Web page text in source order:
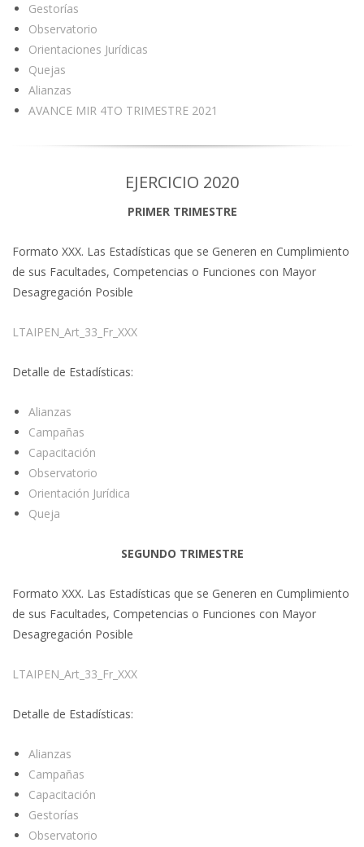
Gestorías
Observatorio
Orientaciones Jurídicas
Quejas
Alianzas
AVANCE MIR 4TO TRIMESTRE 2021
EJERCICIO 2020
PRIMER TRIMESTRE
Formato XXX. Las Estadísticas que se Generen en Cumplimiento
de sus Facultades, Competencias o Funciones con Mayor
Desagregación Posible
LTAIPEN_Art_33_Fr_XXX
Detalle de Estadísticas:
Alianzas
Campañas
Capacitación
Observatorio
Orientación Jurídica
Queja
SEGUNDO TRIMESTRE
Formato XXX. Las Estadísticas que se Generen en Cumplimiento
de sus Facultades, Competencias o Funciones con Mayor
Desagregación Posible
LTAIPEN_Art_33_Fr_XXX
Detalle de Estadísticas:
Alianzas
Campañas
Capacitación
Gestorías
Observatorio